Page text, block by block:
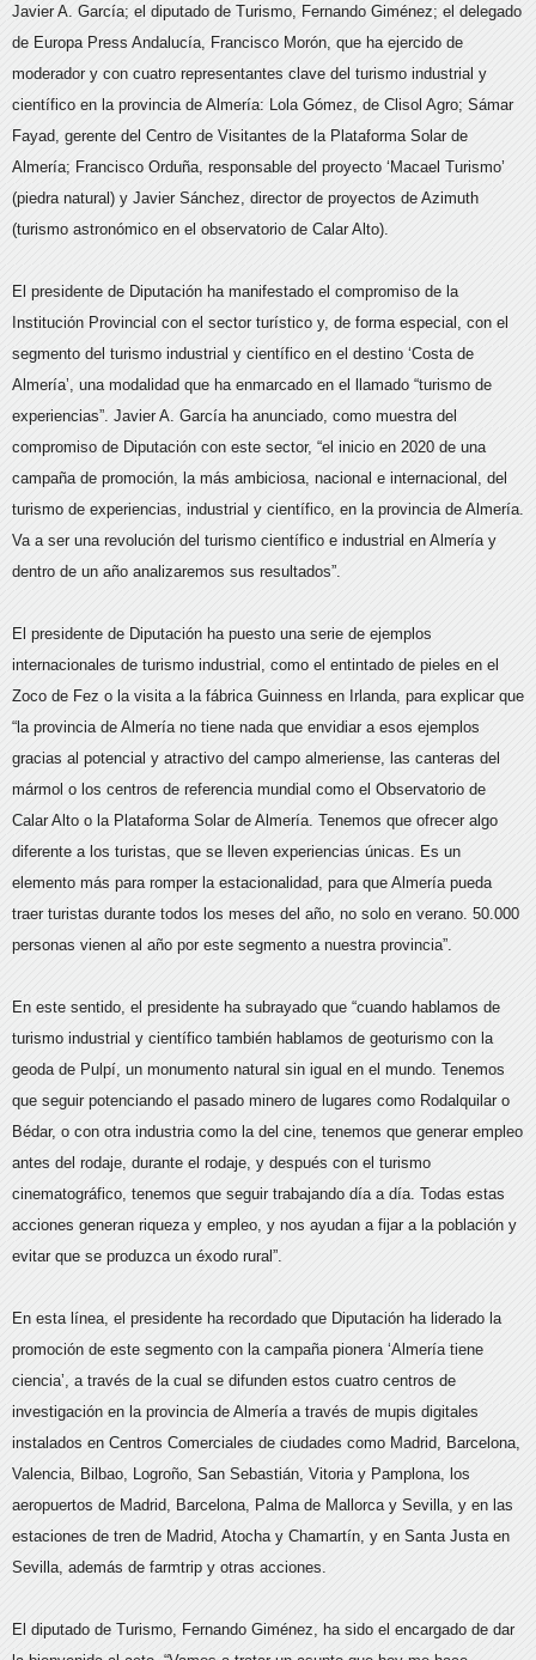
Javier A. García; el diputado de Turismo, Fernando Giménez; el delegado
de Europa Press Andalucía, Francisco Morón, que ha ejercido de
moderador y con cuatro representantes clave del turismo industrial y
científico en la provincia de Almería: Lola Gómez, de Clisol Agro; Sámar
Fayad, gerente del Centro de Visitantes de la Plataforma Solar de
Almería; Francisco Orduña, responsable del proyecto ‘Macael Turismo’
(piedra natural) y Javier Sánchez, director de proyectos de Azimuth
(turismo astronómico en el observatorio de Calar Alto).
El presidente de Diputación ha manifestado el compromiso de la
Institución Provincial con el sector turístico y, de forma especial, con el
segmento del turismo industrial y científico en el destino ‘Costa de
Almería’, una modalidad que ha enmarcado en el llamado “turismo de
experiencias”. Javier A. García ha anunciado, como muestra del
compromiso de Diputación con este sector, “el inicio en 2020 de una
campaña de promoción, la más ambiciosa, nacional e internacional, del
turismo de experiencias, industrial y científico, en la provincia de Almería.
Va a ser una revolución del turismo científico e industrial en Almería y
dentro de un año analizaremos sus resultados”.
El presidente de Diputación ha puesto una serie de ejemplos
internacionales de turismo industrial, como el entintado de pieles en el
Zoco de Fez o la visita a la fábrica Guinness en Irlanda, para explicar que
“la provincia de Almería no tiene nada que envidiar a esos ejemplos
gracias al potencial y atractivo del campo almeriense, las canteras del
mármol o los centros de referencia mundial como el Observatorio de
Calar Alto o la Plataforma Solar de Almería. Tenemos que ofrecer algo
diferente a los turistas, que se lleven experiencias únicas. Es un
elemento más para romper la estacionalidad, para que Almería pueda
traer turistas durante todos los meses del año, no solo en verano. 50.000
personas vienen al año por este segmento a nuestra provincia”.
En este sentido, el presidente ha subrayado que “cuando hablamos de
turismo industrial y científico también hablamos de geoturismo con la
geoda de Pulpí, un monumento natural sin igual en el mundo. Tenemos
que seguir potenciando el pasado minero de lugares como Rodalquilar o
Bédar, o con otra industria como la del cine, tenemos que generar empleo
antes del rodaje, durante el rodaje, y después con el turismo
cinematográfico, tenemos que seguir trabajando día a día. Todas estas
acciones generan riqueza y empleo, y nos ayudan a fijar a la población y
evitar que se produzca un éxodo rural”.
En esta línea, el presidente ha recordado que Diputación ha liderado la
promoción de este segmento con la campaña pionera ‘Almería tiene
ciencia’, a través de la cual se difunden estos cuatro centros de
investigación en la provincia de Almería a través de mupis digitales
instalados en Centros Comerciales de ciudades como Madrid, Barcelona,
Valencia, Bilbao, Logroño, San Sebastián, Vitoria y Pamplona, los
aeropuertos de Madrid, Barcelona, Palma de Mallorca y Sevilla, y en las
estaciones de tren de Madrid, Atocha y Chamartín, y en Santa Justa en
Sevilla, además de farmtrip y otras acciones.
El diputado de Turismo, Fernando Giménez, ha sido el encargado de dar